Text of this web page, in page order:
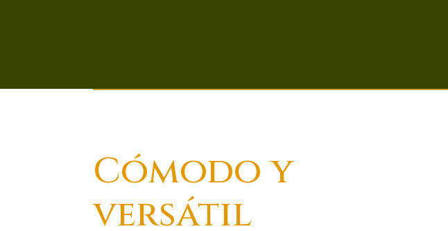
Cómodo y
versátil